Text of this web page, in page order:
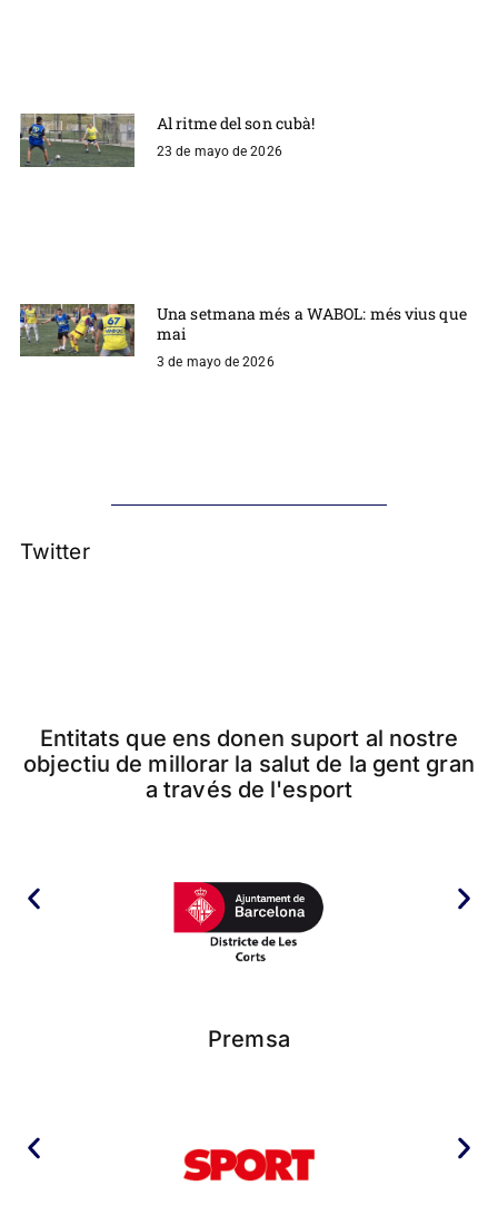
Al ritme del son cubà!
23 de mayo de 2026
Una setmana més a WABOL: més vius que
mai
3 de mayo de 2026
Twitter
Entitats que ens donen suport al nostre
objectiu de millorar la salut de la gent gran
a través de l'esport
Premsa